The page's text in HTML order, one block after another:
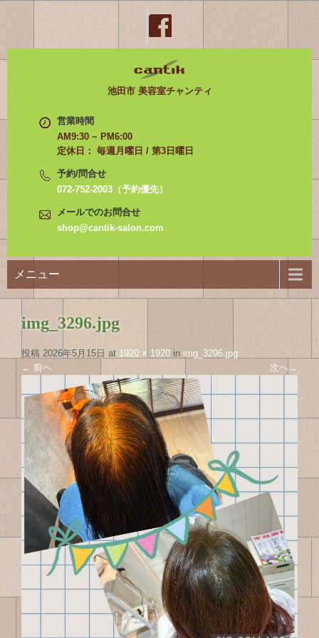
池田市 美容室チャンティ
営業時間
AM9:30 ~ PM6:00
定休日： 毎週月曜日 / 第3日曜日
予約/問合せ
072-752-2003（予約優先）
メールでのお問合せ
shop@cantik-salon.com
メニュー
img_3296.jpg
投稿2026年5月15日at 1920 × 1920 in img_3296.jpg
← 前へ 次へ→